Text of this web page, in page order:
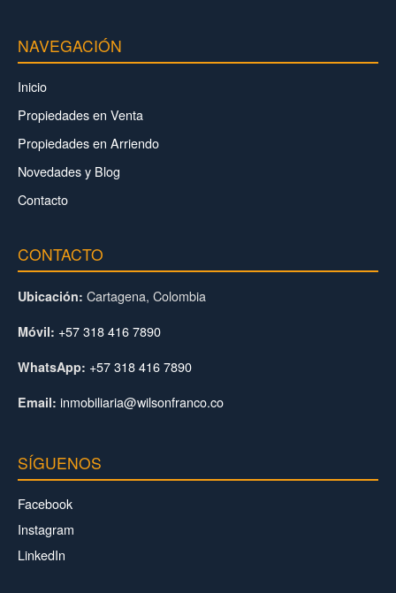
NAVEGACIÓN
Inicio
Propiedades en Venta
Propiedades en Arriendo
Novedades y Blog
Contacto
CONTACTO
Ubicación: Cartagena, Colombia
Móvil: +57 318 416 7890
WhatsApp: +57 318 416 7890
Email: inmobiliaria@wilsonfranco.co
SÍGUENOS
Facebook
Instagram
LinkedIn